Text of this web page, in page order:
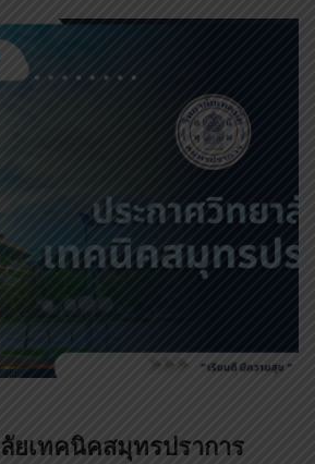
ยเทคนิคสมุทรปราการ